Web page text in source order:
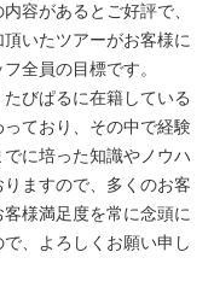
容があるとご好評で、
いたツアーがお客様に
全員の目標です。
たびぱるに在籍している
ており、その中で経験
に培った知識やノウハ
ますので、多くのお客
様満足度を常に念頭に
、よろしくお願い申し